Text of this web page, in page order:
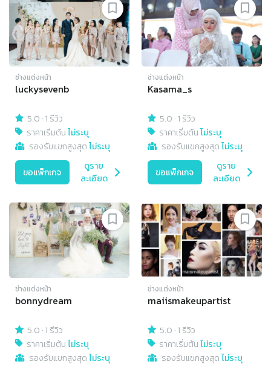
ช่างแต่งหน้า
luckysevenb
5.0 ·1 รีวิว
ราคาเริ่มต้นไม่ระบุ
รองรับแขกสูงสุดไม่ระบุ
ขอแพ็กเกจ
ดูราย
ละเอียด
ช่างแต่งหน้า
Kasama_s
5.0 ·1 รีวิว
ราคาเริ่มต้นไม่ระบุ
รองรับแขกสูงสุดไม่ระบุ
ขอแพ็กเกจ
ดูราย
ละเอียด
ช่างแต่งหน้า
bonnydream
5.0 ·1 รีวิว
ราคาเริ่มต้นไม่ระบุ
รองรับแขกสูงสุดไม่ระบุ
ช่างแต่งหน้า
maiismakeupartist
5.0 ·1 รีวิว
ราคาเริ่มต้นไม่ระบุ
รองรับแขกสูงสุดไม่ระบุ